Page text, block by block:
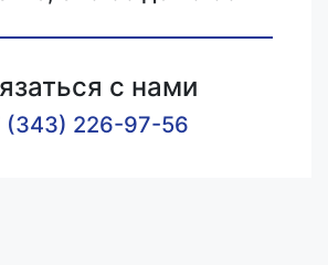
с нами
(343) 226-97-56